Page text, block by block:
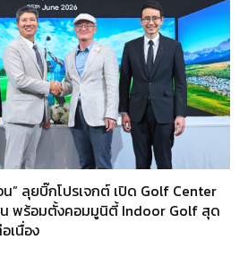
” ลุยบิ๊กโปรเจกต์ เปิด Golf Center
น พร้อมตั้งคอมมูนิตี้ Indoor Golf สุด
เนื่อง